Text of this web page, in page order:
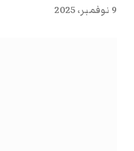
9 نوفمبر، 2025